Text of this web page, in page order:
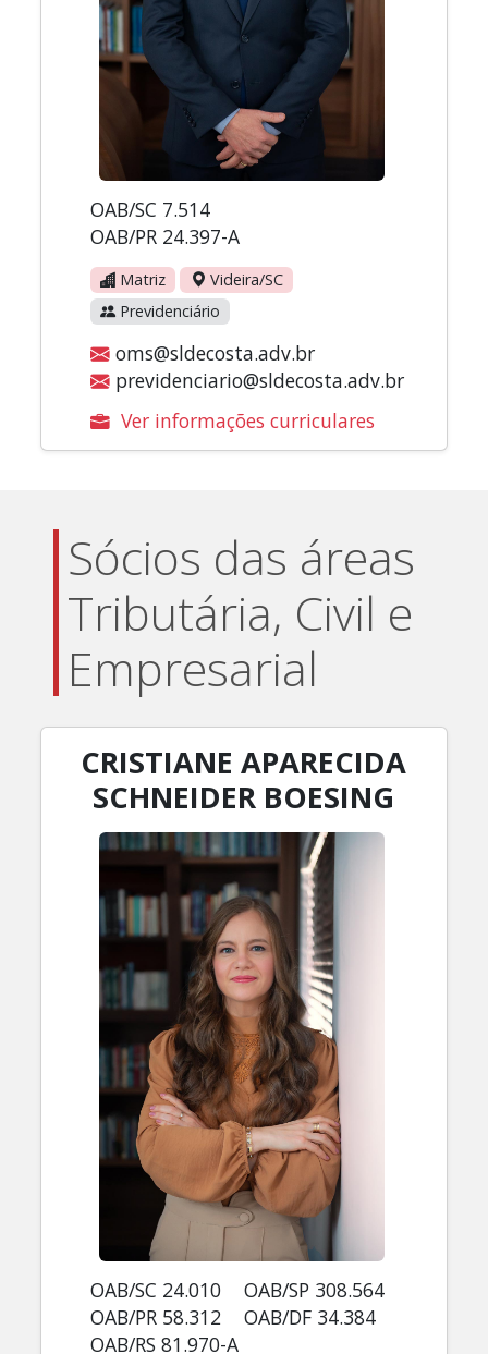
OAB/SC 7.514
OAB/PR 24.397-A
Matriz
Videira/SC
Previdenciário
oms@sldecosta.adv.br
previdenciario@sldecosta.adv.br
Ver informações curriculares
Sócios das áreas
Tributária, Civil e
Empresarial
CRISTIANE APARECIDA
SCHNEIDER BOESING
OAB/SC 24.010
OAB/PR 58.312
OAB/RS 81.970-A
OAB/SP 308.564
OAB/DF 34.384